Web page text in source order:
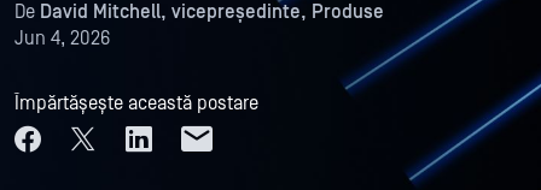
De David Mitchell, vicepreședinte, Produse
Jun 4, 2026
Împărtășește această postare